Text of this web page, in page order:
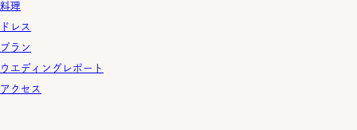
料理
ドレス
プラン
ウエディングレポート
アクセス